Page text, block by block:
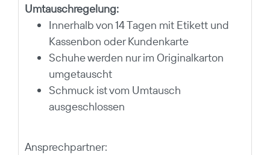
Umtauschregelung:
Innerhalb von 14 Tagen mit Etikett und
Kassenbon oder Kundenkarte
Schuhe werden nur im Originalkarton
umgetauscht
Schmuck ist vom Umtausch
ausgeschlossen
Ansprechpartner: